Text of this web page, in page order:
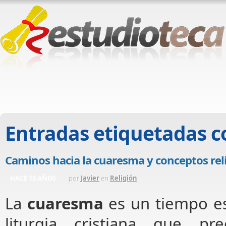
Entradas etiquetadas
Caminos hacia la cuaresma y conceptos
por Javier en Religión
La cuaresma es un tiempo